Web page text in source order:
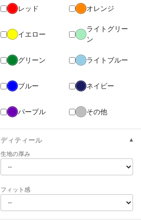
レッド オレンジ
イエロー
ライトグリー
ン
グリーン ライトブルー
ブルー ネイビー
パープル その他
ディティール
生地の厚み
フィット感